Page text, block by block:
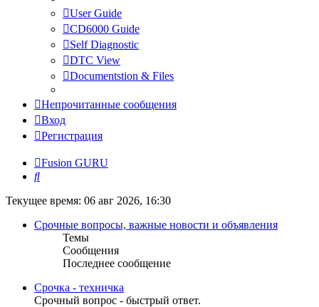
User Guide
CD6000 Guide
Self Diagnostic
DTC View
Documentstion & Files
Непрочитанные сообщения
Вход
Регистрация
Fusion GURU
Поиск
Текущее время: 06 авг 2026, 16:30
Срочные вопросы, важные новости и объявления
Темы
Сообщения
Последнее сообщение
Срочка - техничка
Срочный вопрос - быстрый ответ.